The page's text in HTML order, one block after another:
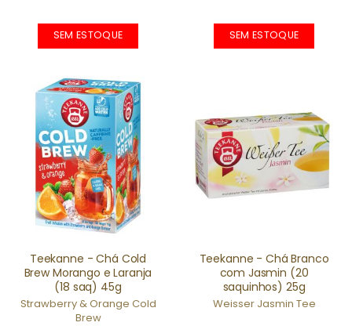
SEM ESTOQUE SEM ESTOQUE
Teekanne - Chá Cold
Brew Morango e Laranja
(18 saq) 45g
Strawberry & Orange Cold
Brew
Teekanne - Chá Branco
com Jasmin (20
saquinhos) 25g
Weisser Jasmin Tee